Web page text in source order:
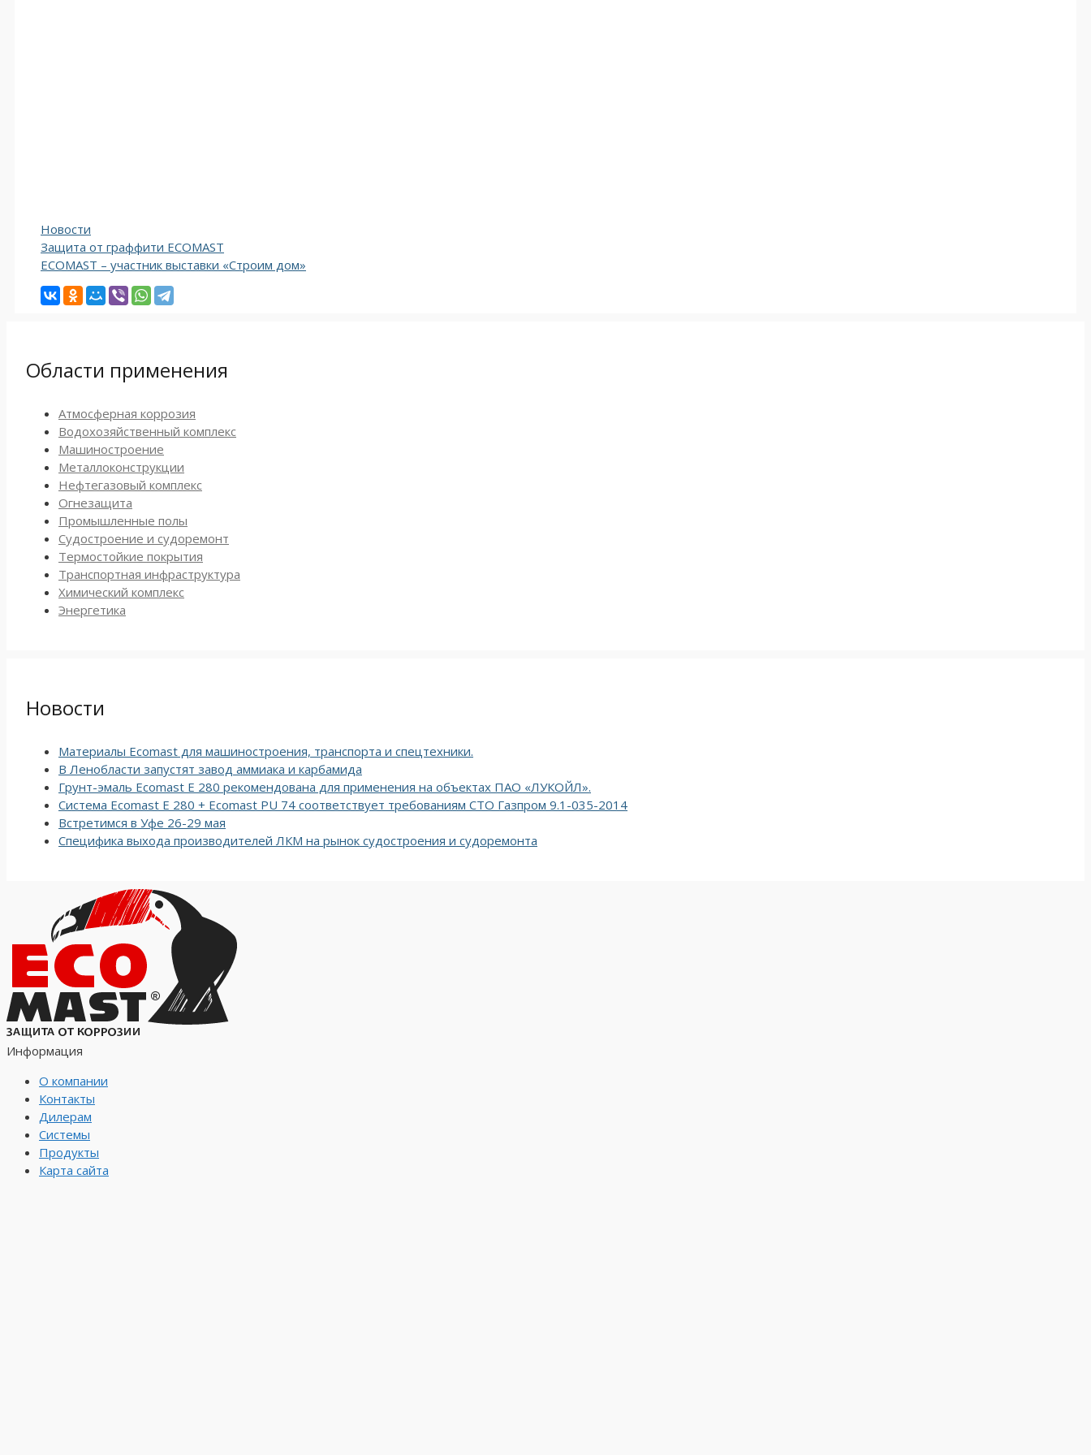
Рубрики
Новости
Навигация
записи
Защита от граффити ECOMAST
ECOMAST – участник выставки «Строим дом»
Области применения
Атмосферная коррозия
Водохозяйственный комплекс
Машиностроение
Металлоконструкции
Нефтегазовый комплекс
Огнезащита
Промышленные полы
Судостроение и судоремонт
Термостойкие покрытия
Транспортная инфраструктура
Химический комплекс
Энергетика
Новости
Материалы Ecomast для машиностроения, транспорта и спецтехники.
В Ленобласти запустят завод аммиака и карбамида
Грунт-эмаль Ecomast E 280 рекомендована для применения на объектах ПАО «ЛУКОЙЛ».
Система Ecomast E 280 + Ecomast PU 74 соответствует требованиям СТО Газпром 9.1-035-2014
Встретимся в Уфе 26-29 мая
Специфика выхода производителей ЛКМ на рынок судостроения и судоремонта
Информация
О компании
Контакты
Дилерам
Системы
Продукты
Карта сайта